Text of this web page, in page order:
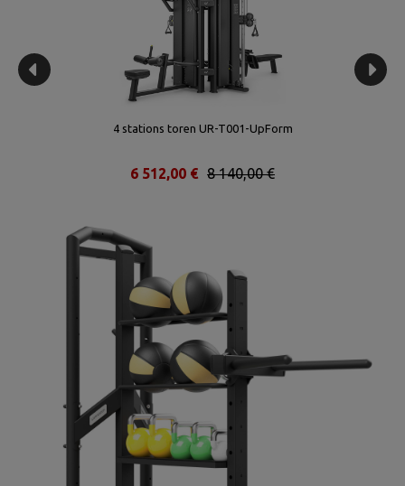
4 stations toren UR-T001-UpForm
8 140,00 €
6 512,00 €